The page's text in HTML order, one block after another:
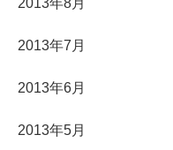
2013年8月
2013年7月
2013年6月
2013年5月